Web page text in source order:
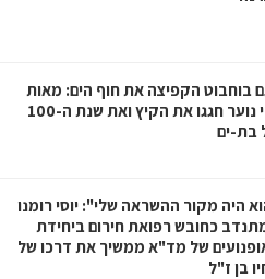
בוחבוט הקפיצה את חוף הים: מאות
בני נוער חגגו את הקיץ ואת שנת ה-100
בת-ים
היה מקור ההשראה שלי": יוסי רומנו
כחובש רפואת חירום ביחידת
של מד"א ממשיך את דרכו של
בן ז"ל